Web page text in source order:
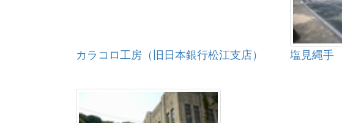
カラコロ工房（旧日本銀行松江支店） 塩見縄手